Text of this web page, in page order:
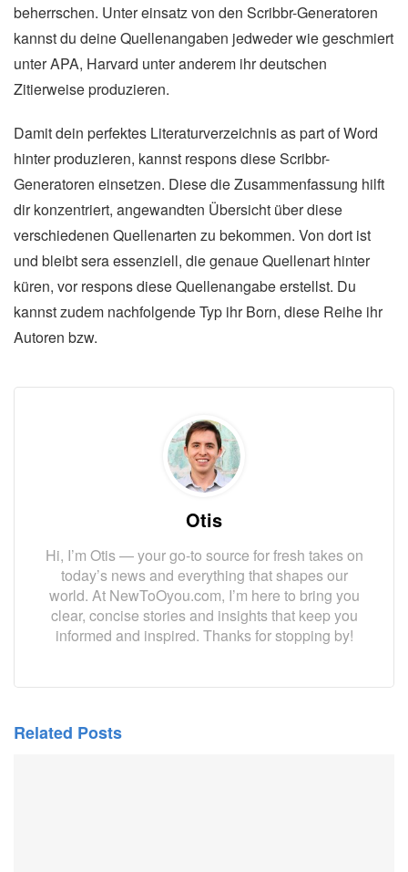
beherrschen. Unter einsatz von den Scribbr-Generatoren
kannst du deine Quellenangaben jedweder wie geschmiert
unter APA, Harvard unter anderem ihr deutschen
Zitierweise produzieren.
Damit dein perfektes Literaturverzeichnis as part of Word
hinter produzieren, kannst respons diese Scribbr-
Generatoren einsetzen. Diese die Zusammenfassung hilft
dir konzentriert, angewandten Übersicht über diese
verschiedenen Quellenarten zu bekommen. Von dort ist
und bleibt sera essenziell, die genaue Quellenart hinter
küren, vor respons diese Quellenangabe erstellst. Du
kannst zudem nachfolgende Typ ihr Born, diese Reihe ihr
Autoren bzw.
Otis
Hi, I’m Otis — your go-to source for fresh takes on
today’s news and everything that shapes our
world. At NewToOyou.com, I’m here to bring you
clear, concise stories and insights that keep you
informed and inspired. Thanks for stopping by!
Related Posts